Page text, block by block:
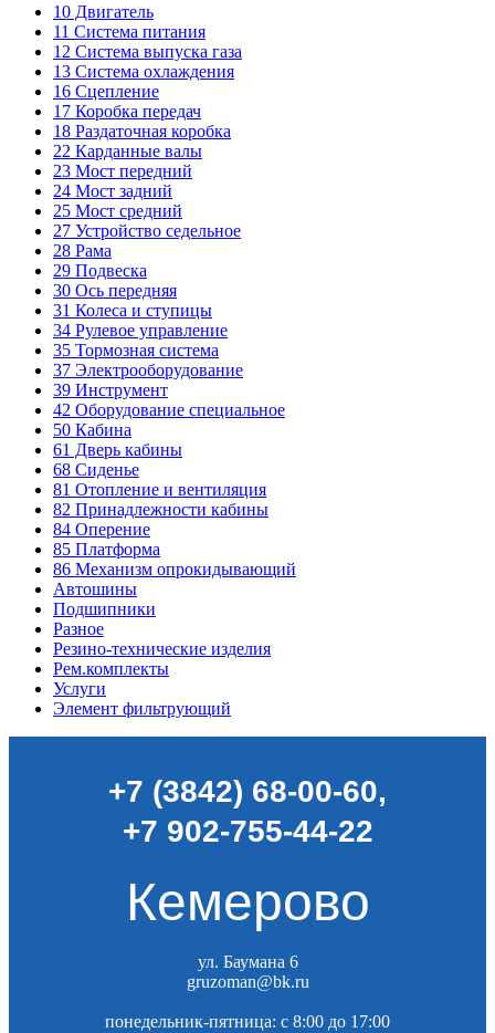
10 Двигатель
11 Система питания
12 Система выпуска газа
13 Система охлаждения
16 Сцепление
17 Коробка передач
18 Раздаточная коробка
22 Карданные валы
23 Мост передний
24 Мост задний
25 Мост средний
27 Устройство седельное
28 Рама
29 Подвеска
30 Ось передняя
31 Колеса и ступицы
34 Рулевое управление
35 Тормозная система
37 Электрооборудование
39 Инструмент
42 Оборудование специальное
50 Кабина
61 Дверь кабины
68 Сиденье
81 Отопление и вентиляция
82 Принадлежности кабины
84 Оперение
85 Платформа
86 Механизм опрокидывающий
Автошины
Подшипники
Разное
Резино-технические изделия
Рем.комплекты
Услуги
Элемент фильтрующий
+7 (3842) 68-00-60,
+7 902-755-44-22
Кемерово
ул. Баумана 6
gruzoman@bk.ru
понедельник-пятница: c 8:00 до 17:00